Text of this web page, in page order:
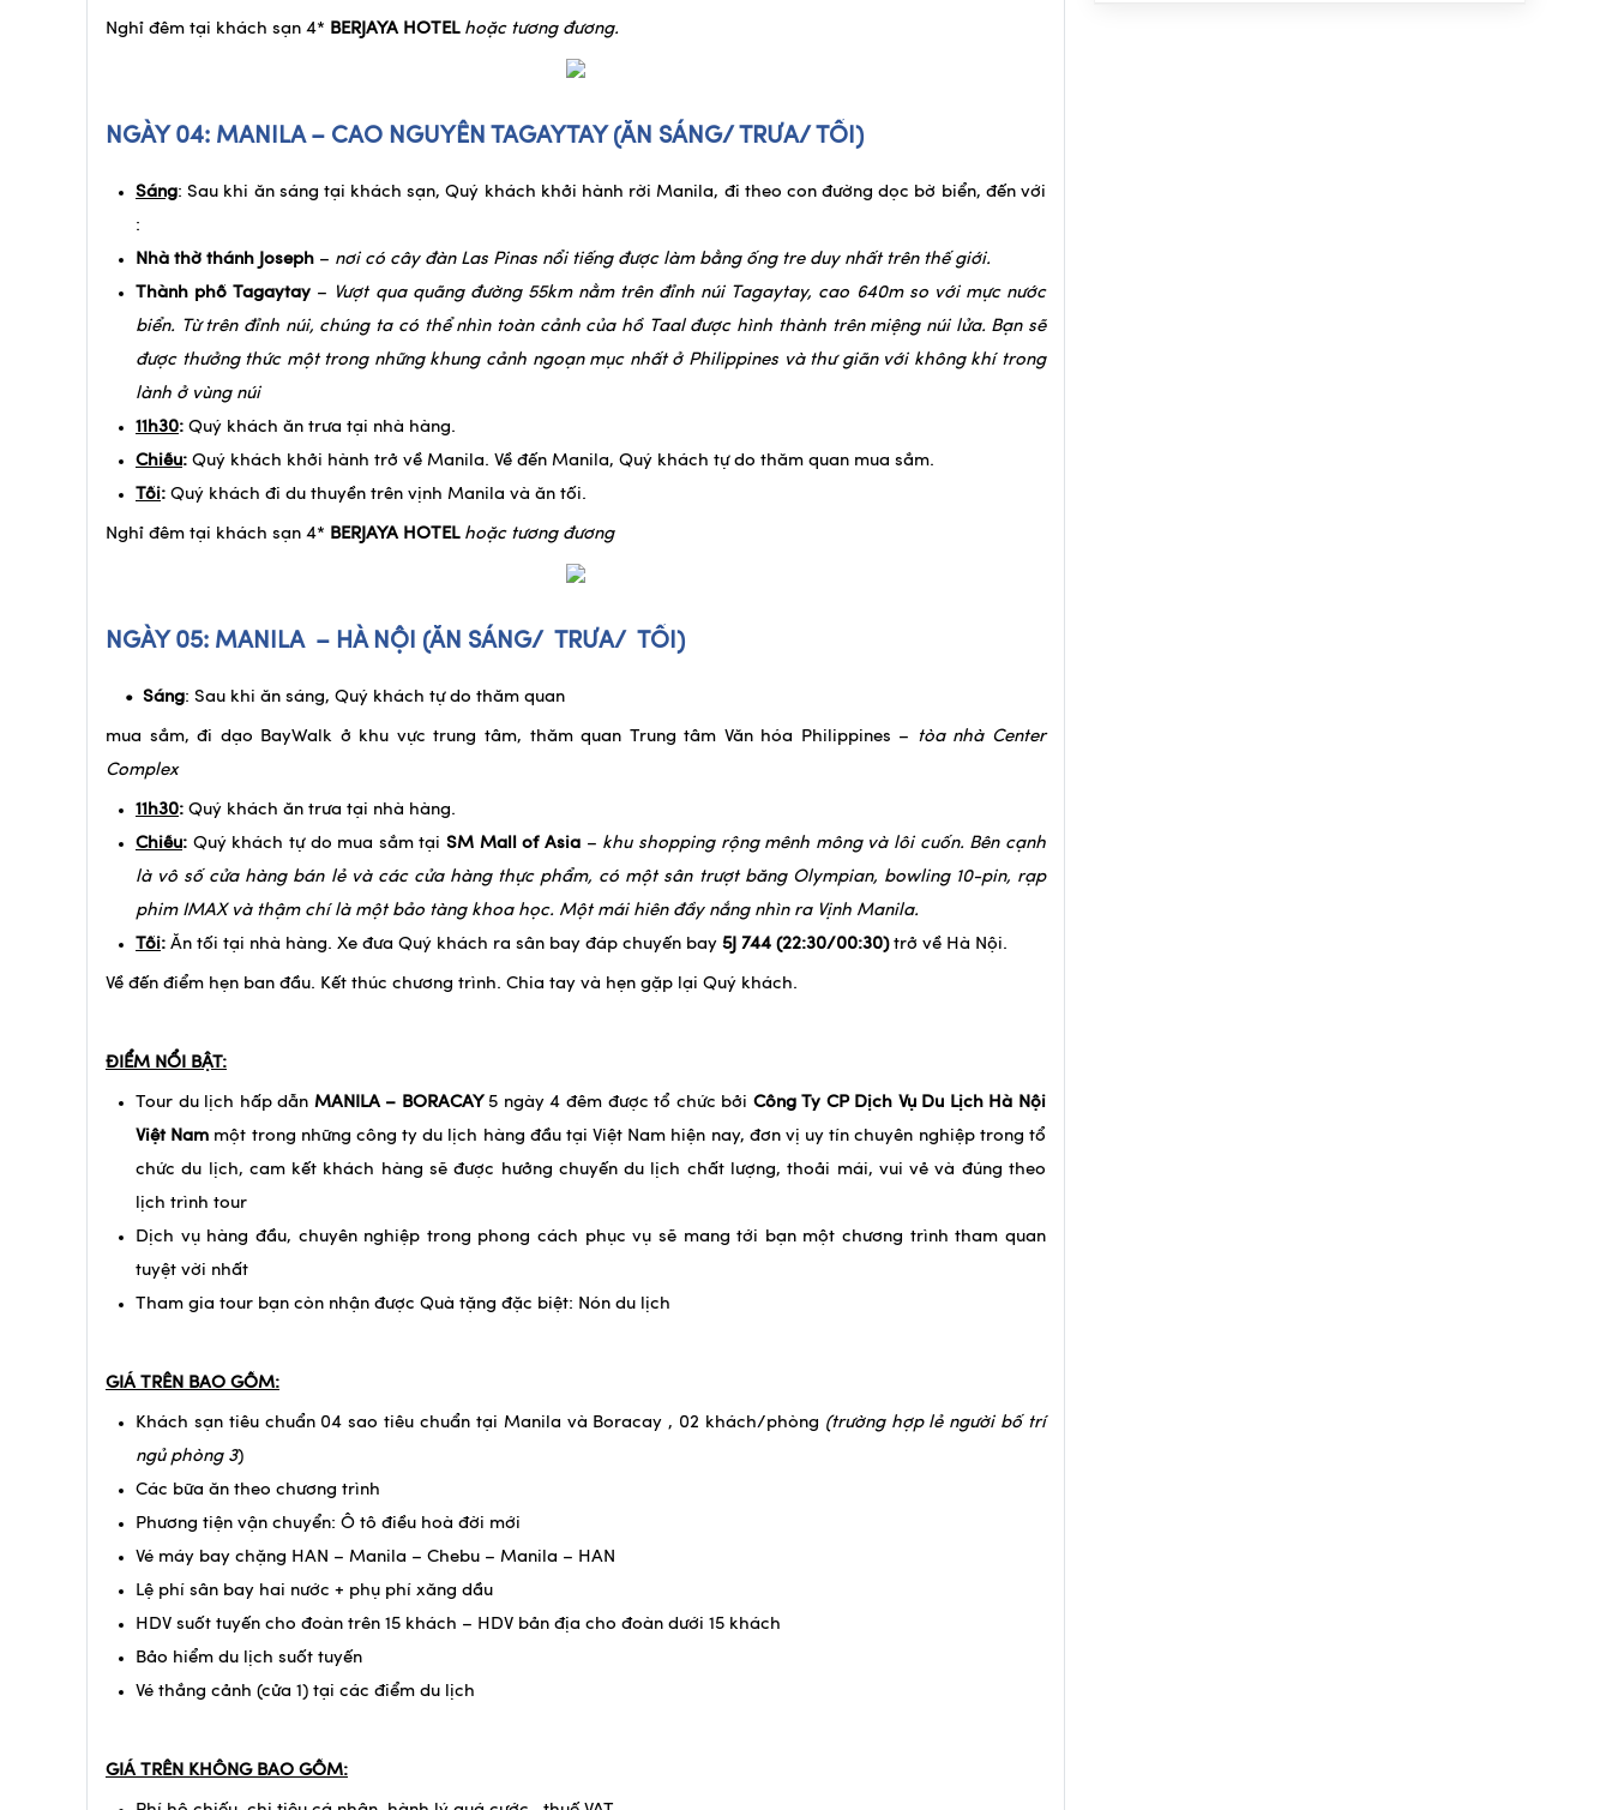
Nghỉ đêm tại khách sạn 4* BERJAYA HOTEL hoặc tương đương.
NGÀY 04: MANILA – CAO NGUYÊN TAGAYTAY (ĂN SÁNG/ TRƯA/ TỐI)
Sáng: Sau khi ăn sáng tại khách sạn, Quý khách khởi hành rời Manila, đi theo con đường dọc bờ biển, đến với
:
Nhà thờ thánh Joseph – nơi có cây đàn Las Pinas nổi tiếng được làm bằng ống tre duy nhất trên thế giới.
Thành phố Tagaytay – Vượt qua quãng đường 55km nằm trên đỉnh núi Tagaytay, cao 640m so với mực nước
biển. Từ trên đỉnh núi, chúng ta có thể nhìn toàn cảnh của hồ Taal được hình thành trên miệng núi lửa. Bạn sẽ
được thưởng thức một trong những khung cảnh ngoạn mục nhất ở Philippines và thư giãn với không khí trong
lành ở vùng núi
11h30: Quý khách ăn trưa tại nhà hàng.
Chiều: Quý khách khởi hành trở về Manila. Về đến Manila, Quý khách tự do thăm quan mua sắm.
Tối: Quý khách đi du thuyền trên vịnh Manila và ăn tối.
Nghỉ đêm tại khách sạn 4* BERJAYA HOTEL hoặc tương đương
NGÀY 05: MANILA – HÀ NỘI (ĂN SÁNG/ TRƯA/ TỐI)
• Sáng: Sau khi ăn sáng, Quý khách tự do thăm quan
mua sắm, đi dạo BayWalk ở khu vực trung tâm, thăm quan Trung tâm Văn hóa Philippines – tòa nhà Center
Complex
11h30: Quý khách ăn trưa tại nhà hàng.
Chiều: Quý khách tự do mua sắm tạiSM Mall of Asia – khu shopping rộng mênh mông và lôi cuốn. Bên cạnh
là vô số cửa hàng bán lẻ và các cửa hàng thực phẩm, có một sân trượt băng Olympian, bowling 10-pin, rạp
phim IMAX và thậm chí là một bảo tàng khoa học. Một mái hiên đầy nắng nhìn ra Vịnh Manila.
Tối: Ăn tối tại nhà hàng. Xe đưa Quý khách ra sân bay đáp chuyến bay 5J 744 (22:30/00:30) trở về Hà Nội.
Về đến điểm hẹn ban đầu. Kết thúc chương trình. Chia tay và hẹn gặp lại Quý khách.
ĐIỂM NỔI BẬT:
Tour du lịch hấp dẫn MANILA – BORACAY5 ngày 4 đêm được tổ chức bởi Công Ty CP Dịch Vụ Du Lịch Hà Nội
Việt Nam một trong những công ty du lịch hàng đầu tại Việt Nam hiện nay, đơn vị uy tín chuyên nghiệp trong tổ
chức du lịch, cam kết khách hàng sẽ được hưởng chuyến du lịch chất lượng, thoải mái, vui vẻ và đúng theo
lịch trình tour
Dịch vụ hàng đầu, chuyên nghiệp trong phong cách phục vụ sẽ mang tới bạn một chương trình tham quan
tuyệt vời nhất
Tham gia tour bạn còn nhận được Quà tặng đặc biệt: Nón du lịch
GIÁ TRÊN BAO GỒM:
Khách sạn tiêu chuẩn 04 sao tiêu chuẩn tại Manila và Boracay , 02 khách/phòng (trường hợp lẻ người bố trí
ngủ phòng 3)
Các bữa ăn theo chương trình
Phương tiện vận chuyển: Ô tô điều hoà đời mới
Vé máy bay chặng HAN – Manila – Chebu – Manila – HAN
Lệ phí sân bay hai nước + phụ phí xăng dầu
HDV suốt tuyến cho đoàn trên 15 khách – HDV bản địa cho đoàn dưới 15 khách
Bảo hiểm du lịch suốt tuyến
Vé thắng cảnh (cửa 1) tại các điểm du lịch
GIÁ TRÊN KHÔNG BAO GỒM: